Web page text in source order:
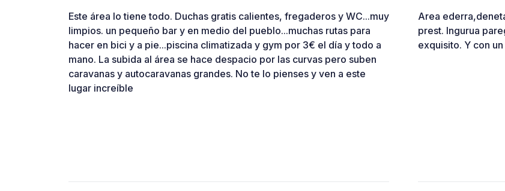
Este área lo tiene todo. Duchas gratis calientes, fregaderos y WC...muy
limpios. un pequeño bar y en medio del pueblo...muchas rutas para
hacer en bici y a pie...piscina climatizada y gym por 3€ el día y todo a
mano. La subida al área se hace despacio por las curvas pero suben
caravanas y autocaravanas grandes. No te lo pienses y ven a este
lugar increíble
Area
prest. Ingurua
exquisito. Y con